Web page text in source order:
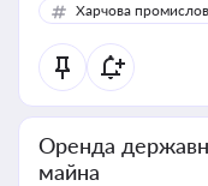
Харчова
Оренда
майна